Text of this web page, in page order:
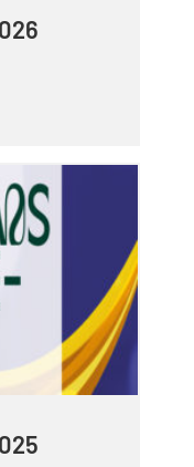
„Ambiente“ 2026